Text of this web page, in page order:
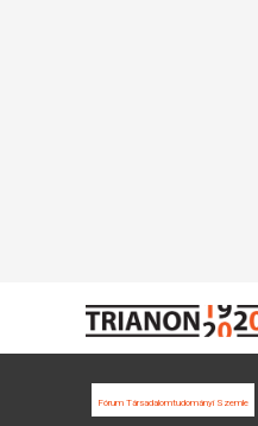
Fórum Társadalomtudományi Szemle